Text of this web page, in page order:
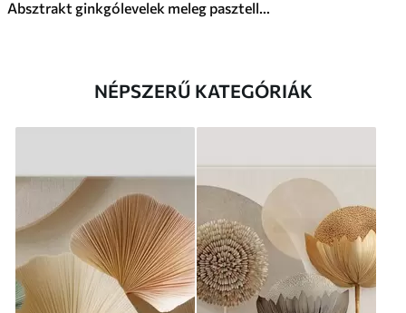
Absztrakt ginkgólevelek meleg pasztell színekben
NÉPSZERŰ KATEGÓRIÁK